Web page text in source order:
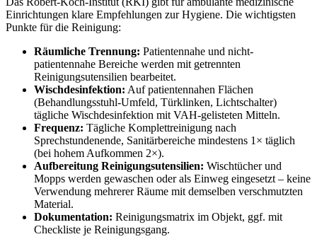
Einrichtungen klare Empfehlungen zur Hygiene. Die wichtigsten
Punkte für die Reinigung:
Räumliche Trennung: Patientennahe und nicht-
patientennahe Bereiche werden mit getrennten
Reinigungsutensilien bearbeitet.
Wischdesinfektion: Auf patientennahen Flächen
(Behandlungsstuhl-Umfeld, Türklinken, Lichtschalter)
tägliche Wischdesinfektion mit VAH-gelisteten Mitteln.
Frequenz: Tägliche Komplettreinigung nach
Sprechstundenende, Sanitärbereiche mindestens 1× täglich
(bei hohem Aufkommen 2×).
Aufbereitung Reinigungsutensilien: Wischtücher und
Mopps werden gewaschen oder als Einweg eingesetzt – keine
Verwendung mehrerer Räume mit demselben verschmutzten
Material.
Dokumentation: Reinigungsmatrix im Objekt, ggf. mit
Checkliste je Reinigungsgang.